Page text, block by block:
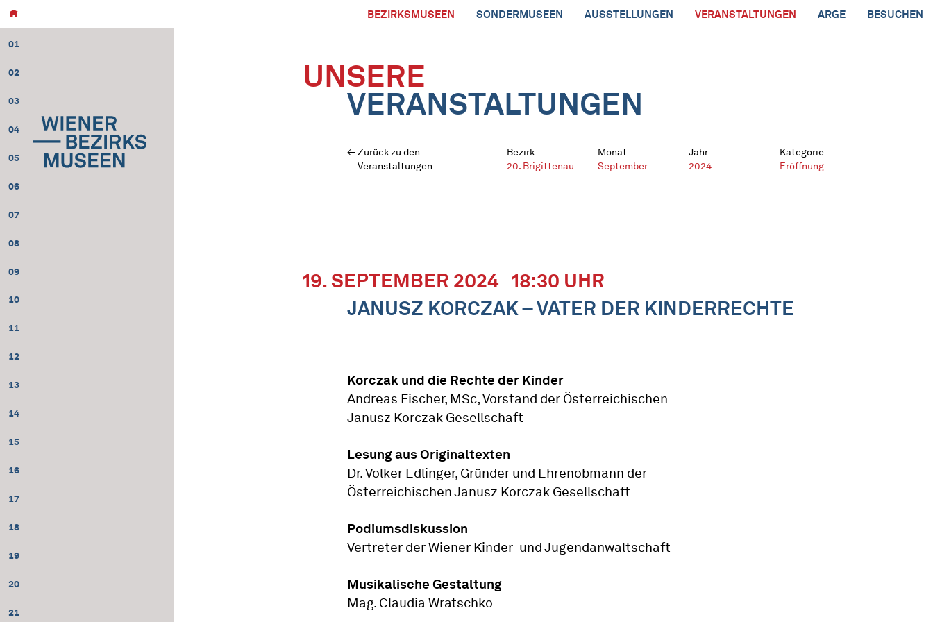
BEZIRKSMUSEEN SONDERMUSEEN AUSSTELLUNGEN VERANSTALTUNGEN ARGE BESUCHEN
01
02
03
04
05
06
07
08
09
10
11
12
13
14
15
16
17
18
19
20
21
UNSERE
VERANSTALTUNGEN
Zurück zu den
Veranstaltungen
Bezirk
20. Brigittenau
Monat
September
Jahr
2024
Kategorie
Eröffnung
19. SEPTEMBER 2024 18:30 UHR
JANUSZ KORCZAK – VATER DER KINDERRECHTE
Korczak und die Rechte der Kinder
Andreas Fischer, MSc, Vorstand der Österreichischen
Janusz Korczak Gesellschaft
Lesung aus Originaltexten
Dr. Volker Edlinger, Gründer und Ehrenobmann der
Österreichischen Janusz Korczak Gesellschaft
Podiumsdiskussion
Vertreter der Wiener Kinder- und Jugendanwaltschaft
Musikalische Gestaltung
Mag. Claudia Wratschko